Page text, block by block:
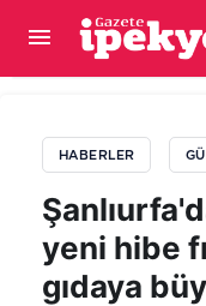
HABERLER
yeni hibe
gıdaya
Şanlıurfa'da